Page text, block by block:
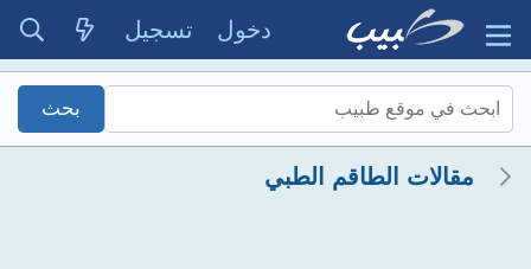
دخول تسجيل
مقالات الطاقم الطبي